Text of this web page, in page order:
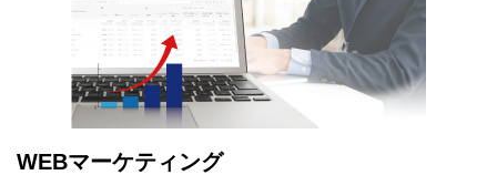
WEBマーケティング